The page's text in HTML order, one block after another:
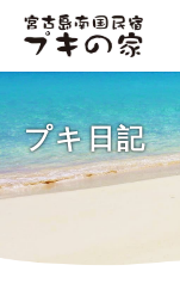
プキ日記